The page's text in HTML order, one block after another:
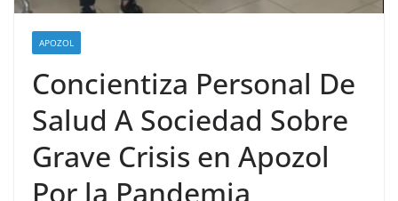
APOZOL
Concientiza Personal De
Salud A Sociedad Sobre
Grave Crisis en Apozol
Por la Pandemia